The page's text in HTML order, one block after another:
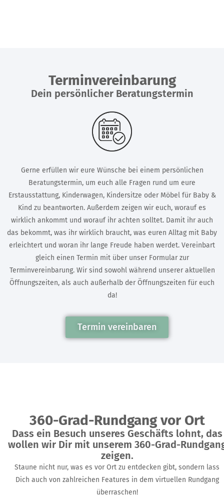
Terminvereinbarung
Dein persönlicher Beratungstermin
Gerne erfüllen wir eure Wünsche bei einem persönlichen
Beratungstermin, um euch alle Fragen rund um eure
Erstausstattung, Kinderwagen, Kindersitze oder Möbel für Baby &
Kind zu beantworten. Außerdem zeigen wir euch, worauf es
wirklich ankommt und worauf ihr achten solltet. Damit ihr auch
das bekommt, was ihr wirklich braucht, was euren Alltag mit Baby
erleichtert und woran ihr lange Freude haben werdet. Vereinbart
gleich einen Termin mit über unser Formular zur
Terminvereinbarung. Wir sind sowohl während unserer aktuellen
Öffnungszeiten, als auch außerhalb der Öffnungszeiten für euch
da!
Termin vereinbaren
360-Grad-Rundgang vor Ort
Dass ein Besuch unseres Geschäfts lohnt, das
wollen wir Dir mit unserem 360-Grad-
zeigen.
Staune nicht nur, was es vor Ort zu entdecken gibt, sondern lass
Dich auch von zahlreichen Features in dem virtuellen Rundgang
überraschen!